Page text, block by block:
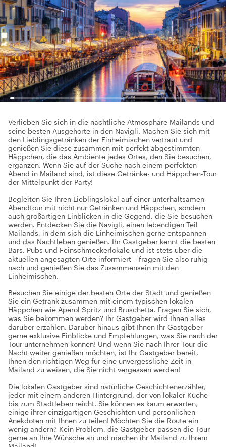
Verlieben Sie sich in die nächtliche Atmosphäre Mailands und
seine besten Ausgehorte in den Navigli. Machen Sie sich mit
den Lieblingsgetränken der Einheimischen vertraut und
genießen Sie diese zusammen mit perfekt abgestimmten
Häppchen, die das Ambiente jedes Ortes, den Sie besuchen,
ergänzen. Wenn Sie auf der Suche nach einem perfekten
Abend in Mailand sind, ist diese Getränke- und Häppchen-Tour
der Mittelpunkt der Party!
Begleiten Sie Ihren Lieblingslokal auf einer unterhaltsamen
Abendtour mit nicht nur Getränken und Häppchen, sondern
auch großartigen Einblicken in die Gegend, die Sie besuchen
werden. Entdecken Sie die Navigli, einen lebendigen Teil
Mailands, in dem sich die Einheimischen gerne entspannen
und das Nachtleben genießen. Ihr Gastgeber kennt die besten
Bars, Pubs und Feinschmeckerlokale und ist stets über die
aktuellen angesagten Orte informiert – fragen Sie also ruhig
nach und genießen Sie das Zusammensein mit den
Einheimischen.
Besuchen Sie einige der besten Orte der Stadt und genießen
Sie ein Getränk zusammen mit einem typischen lokalen
Häppchen wie Aperol Spritz und Bruschetta. Fragen Sie sich,
was Sie bekommen werden? Ihr Gastgeber wird Ihnen alles
darüber erzählen. Darüber hinaus gibt Ihnen Ihr Gastgeber
gerne exklusive Einblicke und Empfehlungen, was Sie nach der
Tour unternehmen können! Und wenn Sie nach Ihrer Tour die
Nacht weiter genießen möchten, ist Ihr Gastgeber bereit,
Ihnen den richtigen Weg für eine unvergessliche Zeit in
Mailand zu weisen, die Sie nicht vergessen werden!
Die lokalen Gastgeber sind natürliche Geschichtenerzähler,
jeder mit einem anderen Hintergrund, der von lokaler Küche
bis zum Stadtleben reicht. Sie können es kaum erwarten,
einige ihrer einzigartigen Geschichten und persönlichen
Anekdoten mit Ihnen zu teilen! Möchten Sie die Route ein
wenig ändern? Kein Problem, die Gastgeber passen die Tour
gerne an Ihre Wünsche an und machen ihr Mailand zu Ihrem